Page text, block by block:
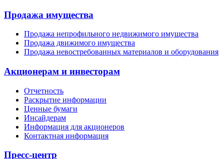
Продажа имущества
Продажа непрофильного недвижимого имущества
Продажа движимого имущества
Продажа невостребованных материалов и оборудования
Акционерам и инвесторам
Отчетность
Раскрытие информации
Ценные бумаги
Инсайдерам
Информация для акционеров
Контактная информация
Пресс-центр